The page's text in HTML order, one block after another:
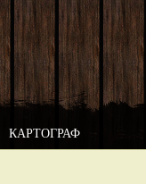
КАРТОГРАФ